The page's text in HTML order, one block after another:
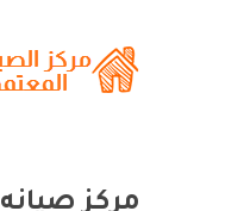
مركز صيانه